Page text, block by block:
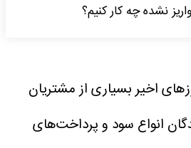
نشده چه کار کنیم؟
اخیر بسیاری از مشتریان
انواع سود و پرداخت‌های